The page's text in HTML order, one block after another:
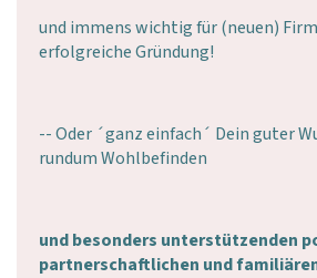
und immens wichtig für (neuen)
erfolgreiche Gründung!
-- Oder ´ganz einfach´ Dein guter
rundum Wohlbefinden
und besonders unterstützenden
partnerschaftlichen und